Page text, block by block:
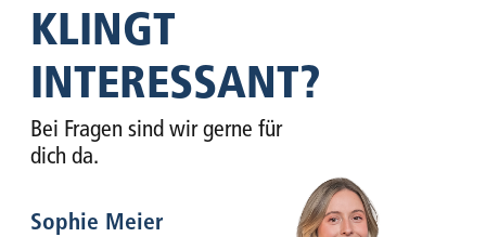
KLINGT
INTERESSANT?
Bei Fragen sind wir gerne für
dich da.
Sophie Meier